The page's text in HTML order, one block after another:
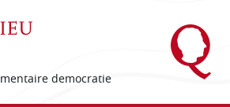
democratie